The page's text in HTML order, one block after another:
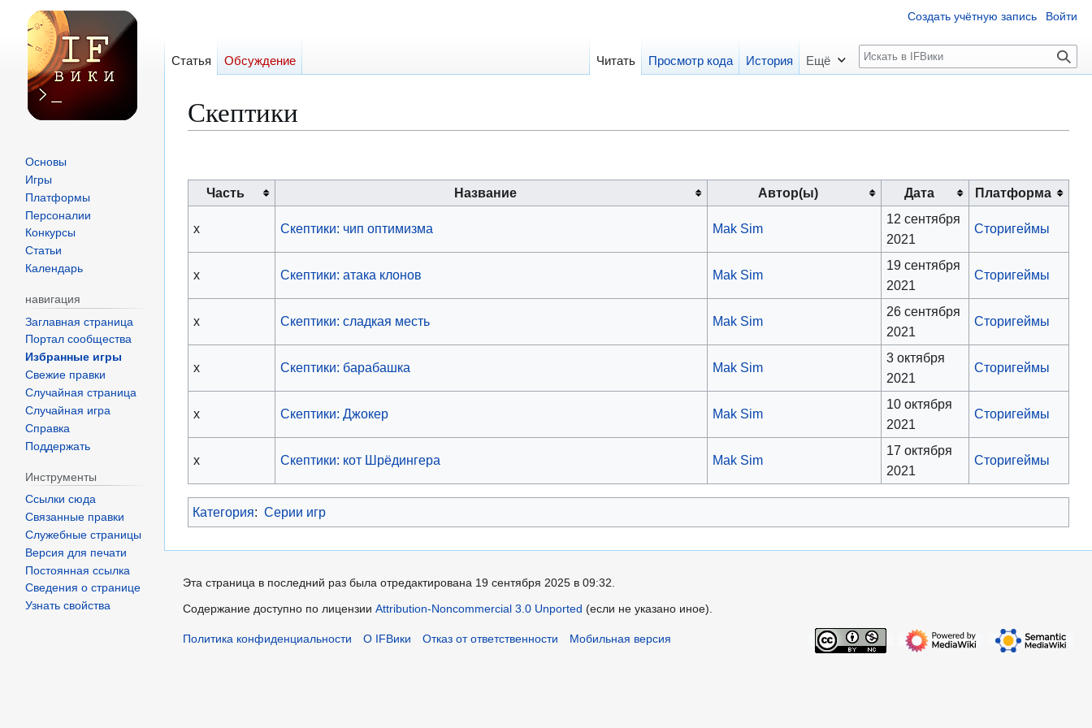
Скептики
навигации
поиску
Часть Название Автор(ы) Дата Платформа
x Скептики: чип оптимизма Mak Sim
12 сентября
2021
Сторигеймы
x Скептики: атака клонов Mak Sim
19 сентября
2021
Сторигеймы
x Скептики: сладкая месть Mak Sim
26 сентября
2021
Сторигеймы
x Скептики: барабашка Mak Sim
3 октября
2021
Сторигеймы
x Скептики: Джокер Mak Sim
10 октября
2021
Сторигеймы
x Скептики: кот Шрёдингера Mak Sim
17 октября
2021
Сторигеймы
Категория: Серии игр
Создать учётную запись Войти
Статья Обсуждение Читать Просмотр кода История Ещё
П
о
к
Основы
Игры
Платформы
Персоналии
Конкурсы
Статьи
Календарь
навигация
Заглавная страница
Портал сообщества
Избранные игры
Свежие правки
Случайная страница
Случайная игра
Справка
Поддержать
Инструменты
Ссылки сюда
Связанные правки
Служебные страницы
Версия для печати
Постоянная ссылка
Сведения о странице
Узнать свойства
Эта страница в последний раз была отредактирована 19 сентября 2025 в 09:32.
Содержание доступно по лицензииAttribution-Noncommercial 3.0 Unported (если не указано иное).
Политика конфиденциальности О IFВики Отказ от ответственности Мобильная версия